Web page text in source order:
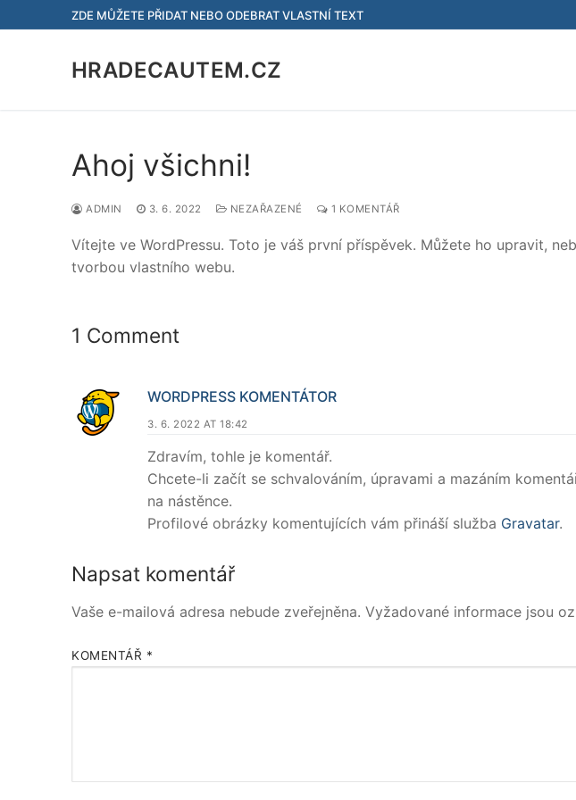
na
ZDE MŮŽETE PŘIDAT NEBO ODEBRAT VLASTNÍ TEXT
HRADECAUTEM.CZ
Ahoj všichni!
ADMIN 3. 6. 2022 NEZAŘAZENÉ 1 KOMENTÁŘ
Vítejte ve WordPressu. Toto je váš první příspěvek. Můžete ho upravit,
tvorbou vlastního webu.
1 Comment
WORDPRESS KOMENTÁTOR
3. 6. 2022 AT 18:42
Zdravím, tohle je komentář.
Chcete-li začít se schvalováním, úpravami a mazáním
na nástěnce.
Profilové obrázky komentujících vám přináší služba Gravatar.
Napsat komentář
Vaše e-mailová adresa nebude zveřejněna. Vyžadované informace jsou
KOMENTÁŘ *